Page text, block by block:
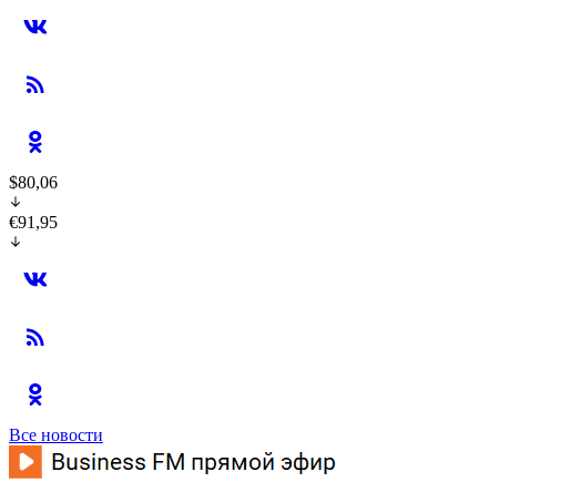
$80,06
€91,95
Все новости